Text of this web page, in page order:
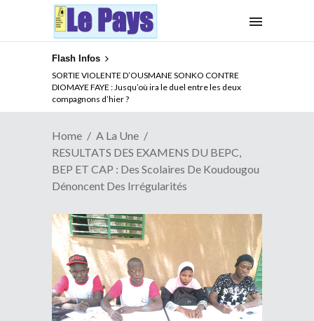
Flash Infos
SORTIE VIOLENTE D’OUSMANE SONKO CONTRE
DIOMAYE FAYE : Jusqu’où ira le duel entre les deux
compagnons d’hier ?
Home
A La Une
RESULTATS DES EXAMENS DU BEPC,
BEP ET CAP : Des Scolaires De Koudougou
Dénoncent Des Irrégularités